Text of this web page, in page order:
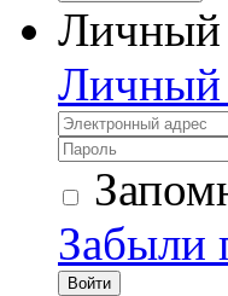
Личный
Личный
Забыли
Войти